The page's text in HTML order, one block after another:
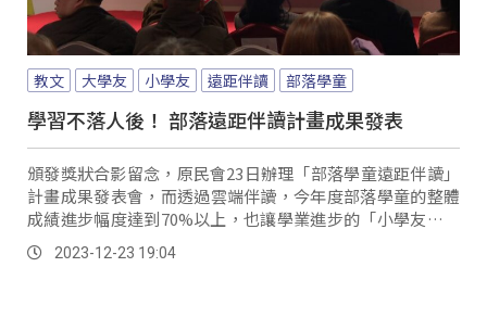
教文 大學友 小學友 遠距伴讀 部落學童
學習不落人後！ 部落遠距伴讀計畫成果發表
頒發獎狀合影留念，原民會23日辦理「部落學童遠距伴讀」
計畫成果發表會，而透過雲端伴讀，今年度部落學童的整體
成績進步幅度達到70%以上，也讓學業進步的「小學友」和
細心指導的「大學友」都引以為傲。
2023-12-23 19:04